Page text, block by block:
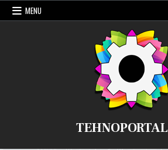
Skip
MENU
TEHNOPORTAL